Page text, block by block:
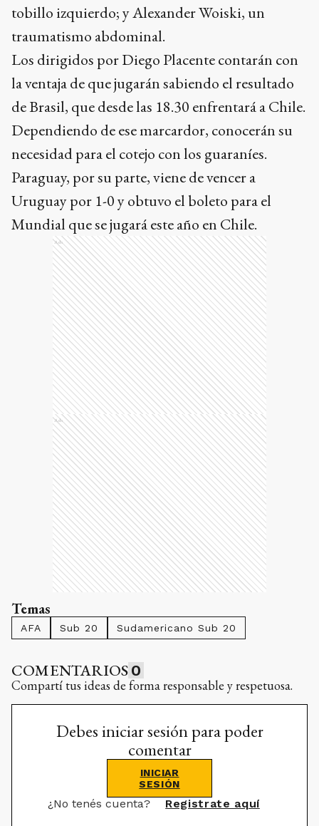
tobillo izquierdo; y Alexander Woiski, un
traumatismo abdominal.
Los dirigidos por Diego Placente contarán con
la ventaja de que jugarán sabiendo el resultado
de Brasil, que desde las 18.30 enfrentará a Chile.
Dependiendo de ese marcardor, conocerán su
necesidad para el cotejo con los guaraníes.
Paraguay, por su parte, viene de vencer a
Uruguay por 1-0 y obtuvo el boleto para el
Mundial que se jugará este año en Chile.
Ads
Ads
Temas
AFA Sub 20 Sudamericano Sub 20
COMENTARIOS 0
Compartí tus ideas de forma responsable y respetuosa.
Debes iniciar sesión para poder
comentar
INICIAR
SESIÓN
¿No tenés cuenta? Registrate aquí